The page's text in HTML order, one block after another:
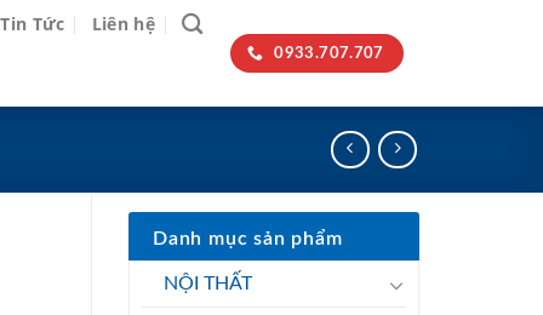
Tin Tức Liên hệ
0933.707.707
Danh mục sản phẩm
NỘI THẤT